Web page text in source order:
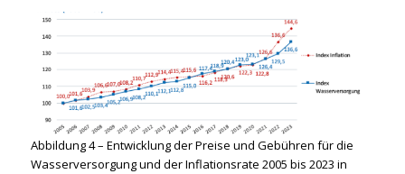
Abbil­dung 4 – Ent­wick­lung der Prei­se und Gebüh­ren für die
Was­ser­ver­sor­gung und der Infla­ti­ons­ra­te 2005 bis 2023 in